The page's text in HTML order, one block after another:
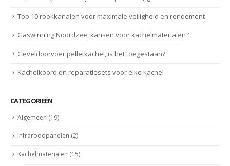
Top 10 rookkanalen voor maximale veiligheid en rendement
Gaswinning Noordzee, kansen voor kachelmaterialen?
Geveldoorvoer pelletkachel, is het toegestaan?
Kachelkoord en reparatiesets voor elke kachel
CATEGORIEËN
Algemeen (19)
Infraroodpanelen (2)
Kachelmaterialen (15)